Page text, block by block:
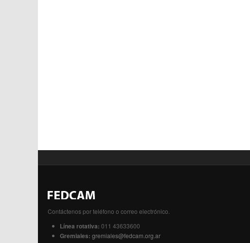
Contáctenos por teléfono o correo electrónico.
Línea rotativa: 011 43633600
Gremiales: gremiales@fedcam.org.ar